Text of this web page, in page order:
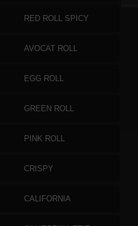
RED ROLL SPICY
AVOCAT ROLL
EGG ROLL
GREEN ROLL
PINK ROLL
CRISPY
CALIFORNIA